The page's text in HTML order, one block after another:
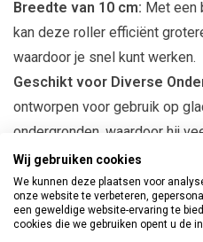
Breedte van 10 cm: Met een
kan deze roller efficiënt
waardoor je snel kunt werken.
Geschikt voor Diverse
ontworpen voor gebruik op
ondergronden, waardoor hij
verschillende schilderprojecten.
Set van 10 Stuks:De
wordt geleverd in een
altijd voldoende rollers bij de
Wij gebruiken cookies
We kunnen deze plaatsen voor
onze website te verbeteren,
een geweldige website-ervaring te
cookies die we gebruiken opent u de